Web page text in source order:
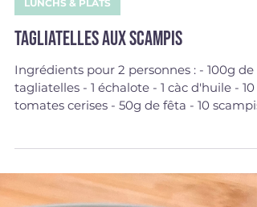
7 nov. 2022
LUNCHS & PLATS
Tagliatelles aux scampis
tomates cerises - 50g de fêta - 10